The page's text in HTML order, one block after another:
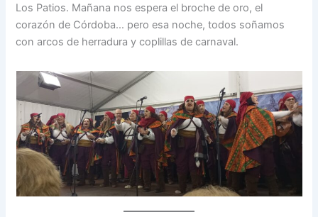
Los Patios. Mañana nos espera el broche de oro, el
corazón de Córdoba… pero esa noche, todos soñamos
con arcos de herradura y coplillas de carnaval.